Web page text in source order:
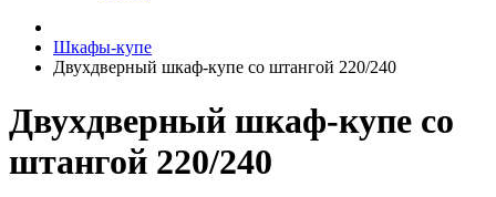
Шкафы-купе
Двухдверный шкаф-купе со штангой 220/240
Двухдверный шкаф-купе со
штангой 220/240